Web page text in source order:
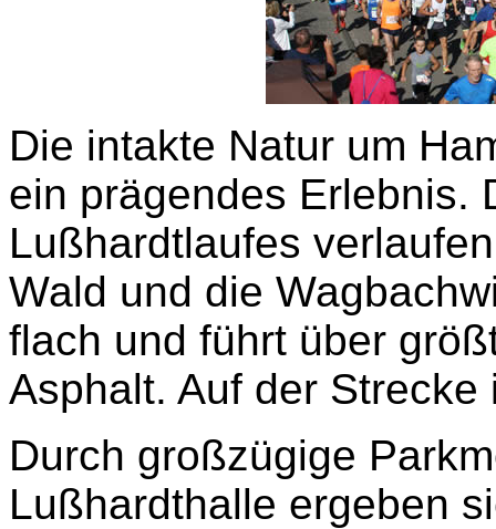
Die intakte Natur um
ein prägendes Erlebnis.
Lußhardtlaufes
Wald und die
flach und führt über
Asphalt. Auf der
Durch großzügige
Lußhardthalle ergeben